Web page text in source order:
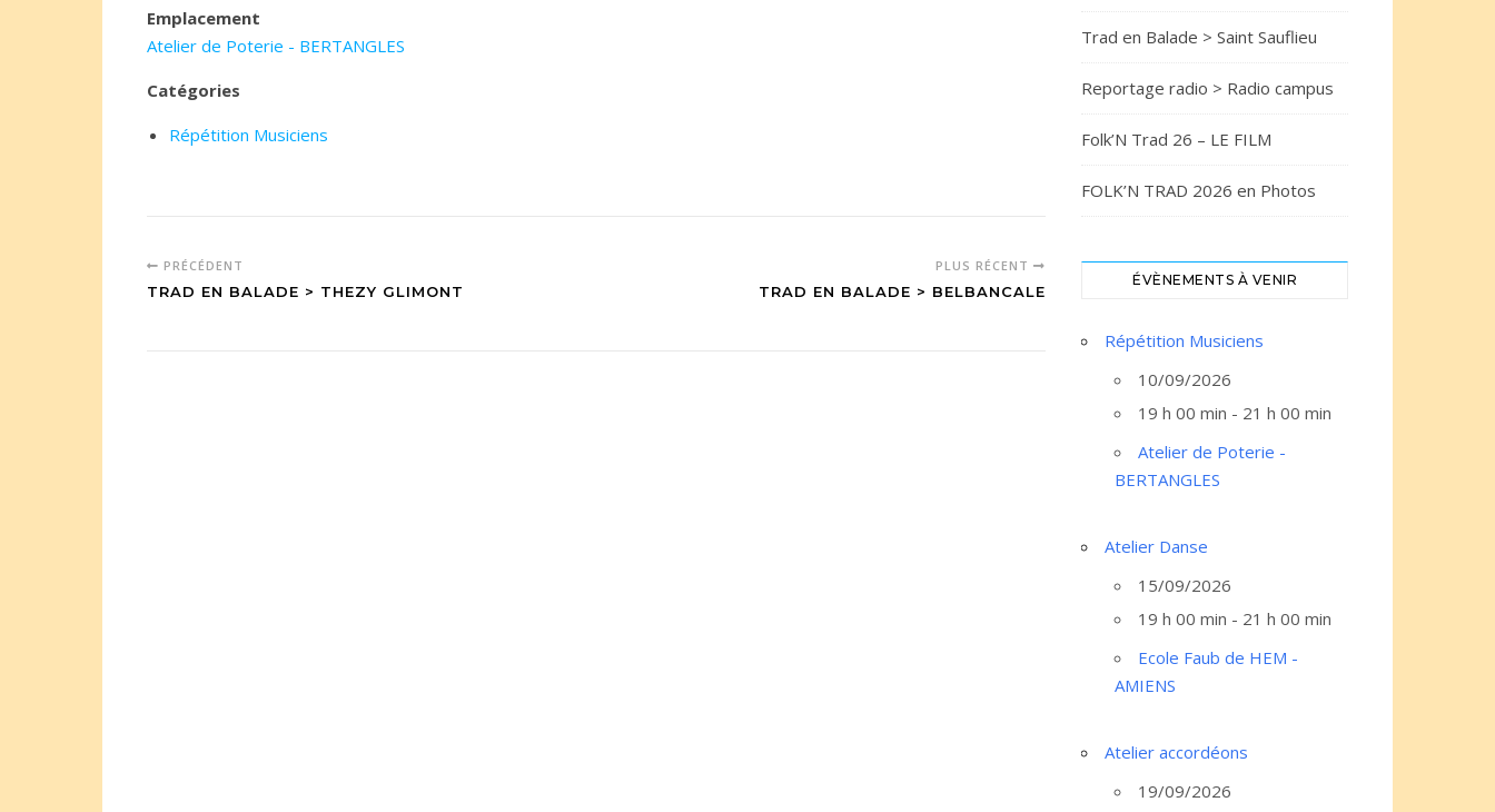
Emplacement
Atelier de Poterie - BERTANGLES
Catégories
Répétition Musiciens
PRÉCÉDENT
TRAD EN BALADE > THEZY GLIMONT
PLUS RÉCENT
TRAD EN BALADE > BELBANCALE
Trad en Balade > Saint Sauflieu
Reportage radio > Radio campus
Folk’N Trad 26 – LE FILM
FOLK’N TRAD 2026 en Photos
ÉVÈNEMENTS À VENIR
Répétition Musiciens
10/09/2026
19 h 00 min - 21 h 00 min
Atelier de Poterie -
BERTANGLES
Atelier Danse
15/09/2026
19 h 00 min - 21 h 00 min
Ecole Faub de HEM -
AMIENS
Atelier accordéons
19/09/2026